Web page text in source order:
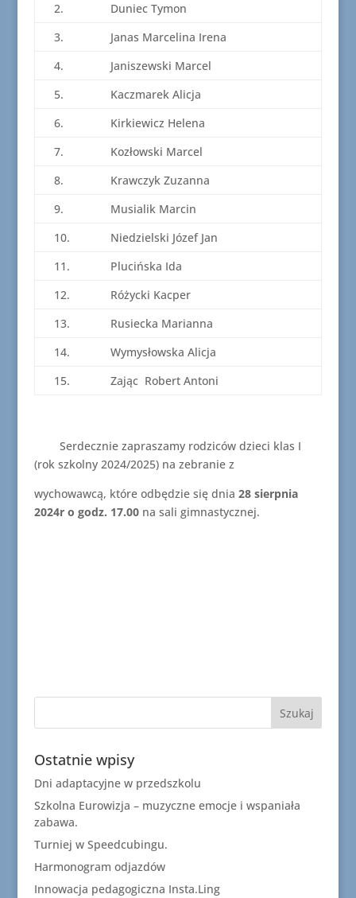
2.
Duniec Tymon
3.
Janas Marcelina Irena
4.
Janiszewski Marcel
5.
Kaczmarek Alicja
6.
Kirkiewicz Helena
7.
Kozłowski Marcel
8.
Krawczyk Zuzanna
9.
Musialik Marcin
10.
Niedzielski Józef Jan
11.
Plucińska Ida
12.
Różycki Kacper
13.
Rusiecka Marianna
14.
Wymysłowska Alicja
15.
Zając Robert Antoni
Serdecznie zapraszamy rodziców dzieci klas I
(rok szkolny 2024/2025) na zebranie z
wychowawcą, które odbędzie się dnia 28 sierpnia
2024r o godz. 17.00na sali gimnastycznej.
Ostatnie wpisy
Dni adaptacyjne w przedszkolu
Szkolna Eurowizja – muzyczne emocje i wspaniała
zabawa.
Turniej w Speedcubingu.
Harmonogram odjazdów
Innowacja pedagogiczna Insta.Ling